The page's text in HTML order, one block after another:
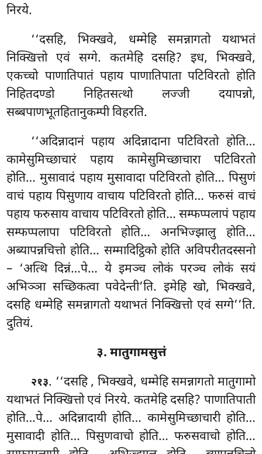
निरये.
‘‘दसहि, भिक्खवे, धम्मेहि समन्नागतो यथाभतं
निक्खित्तो एवं सग्गे. कतमेहि दसहि? इध, भिक्खवे,
एकच्चो पाणातिपातं पहाय पाणातिपाता पटिविरतो होति
निहितदण्डो निहितसत्थो लज्जी दयापन्नो,
सब्बपाणभूतहितानुकम्पी विहरति.
‘‘अदिन्नादानं पहाय अदिन्नादाना पटिविरतो होति…
कामेसुमिच्छाचारं पहाय कामेसुमिच्छाचारा पटिविरतो
होति… मुसावादं पहाय मुसावादा पटिविरतो होति… पिसुणं
वाचं पहाय पिसुणाय वाचाय पटिविरतो होति… फरुसं वाचं
पहाय फरुसाय वाचाय पटिविरतो होति… सम्फप्पलापं पहाय
सम्फप्पलापा पटिविरतो होति… अनभिज्झालु होति…
अब्यापन्नचित्तो होति… सम्मादिट्ठिको होति अविपरीतदस्सनो
– ‘अत्थि दिन्नं…पे… ये इमञ्च लोकं परञ्च लोकं सयं
अभिञ्ञा सच्छिकत्वा पवेदेन्ती’ति. इमेहि खो, भिक्खवे,
दसहि धम्मेहि समन्नागतो यथाभतं निक्खित्तो एवं सग्गे’’ति.
दुतियं.
३. मातुगामसुत्तं
२१३. ‘‘दसहि, भिक्खवे, धम्मेहि समन्नागतो मातुगामो
यथाभतं निक्खित्तो एवं निरये. कतमेहि दसहि? पाणातिपाती
होति…पे… अदिन्नादायी होति… कामेसुमिच्छाचारी होति…
मुसावादी होति… पिसुणवाचो होति… फरुसवाचो होति…